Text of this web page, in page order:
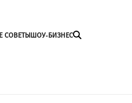
СОВЕТЫШОУ-БИЗНЕС